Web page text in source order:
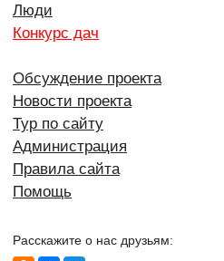
Люди
Конкурс дач
Обсуждение проекта
Новости проекта
Тур по сайту
Администрация
Правила сайта
Помощь
Расскажите о нас друзьям: